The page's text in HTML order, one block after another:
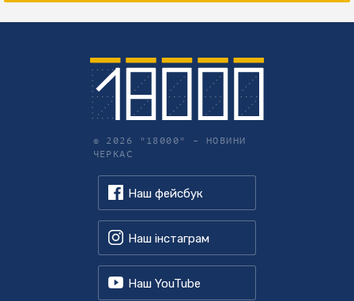
© 2026 "18000" – НОВИНИ
ЧЕРКАС
Наш фейсбук
Наш інстаграм
Наш YouTube